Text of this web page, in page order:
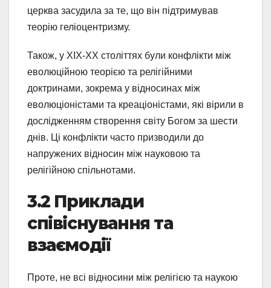
церква засудила за те, що він підтримував
теорію геліоцентризму.
Також, у XIX-XX століттях були конфлікти між
еволюційною теорією та релігійними
доктринами, зокрема у відносинах між
еволюціоністами та креаціоністами, які вірили в
дослідженням створення світу Богом за шести
днів. Ці конфлікти часто призводили до
напружених відносин між науковою та
релігійною спільнотами.
3.2 Приклади
співіснування та
взаємодії
Проте, не всі відносини між релігією та наукою